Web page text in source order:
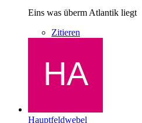
Eins was überm Atlantik liegt
Zitieren
Hauptfeldwebel